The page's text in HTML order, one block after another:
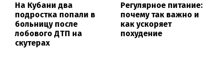
На Кубани два
подростка попали в
больницу после
лобового ДТП на
скутерах
Регулярное питание:
почему так важно и
как ускоряет
похудение